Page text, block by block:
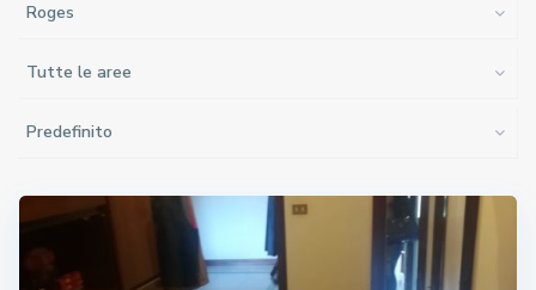
Roges
Tutte le aree
Predefinito